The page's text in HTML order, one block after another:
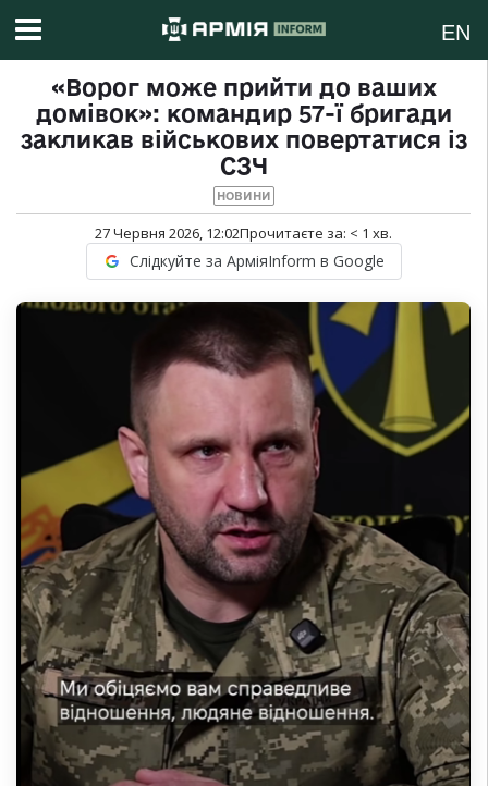
EN
«Ворог може прийти до ваших
домівок»: командир 57-ї бригади
закликав військових повертатися із
СЗЧ
НОВИНИ
27 Червня 2026, 12:02Прочитаєте за: < 1 хв.
Слідкуйте за АрміяInform в Google